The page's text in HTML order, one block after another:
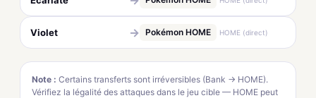
Violet → Pokémon HOME HOME (direct)
Note : Certains transferts sont irréversibles (Bank → HOME).
Vérifiez la légalité des attaques dans le jeu cible — HOME peut